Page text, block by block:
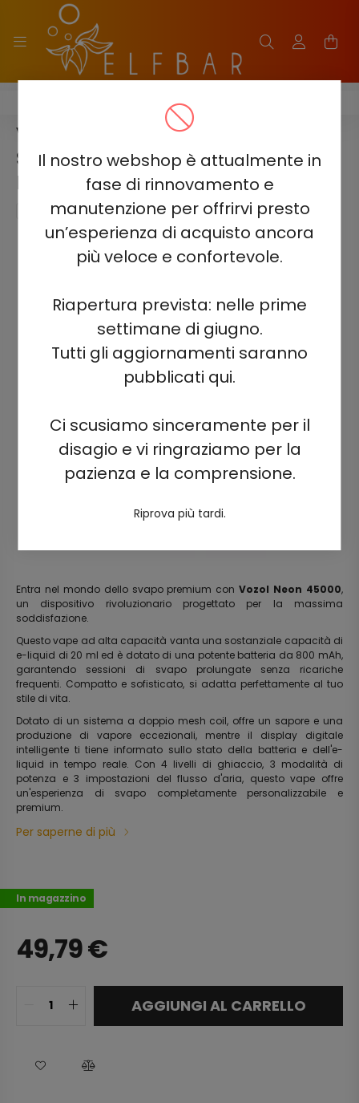
Il nostro webshop è attualmente in
fase di rinnovamento e
manutenzione per offrirvi presto
un’esperienza di acquisto ancora
più veloce e confortevole.
Riapertura prevista: nelle prime
settimane di giugno.
Tutti gli aggiornamenti saranno
pubblicati qui.
Ci scusiamo sinceramente per il
disagio e vi ringraziamo per la
pazienza e la comprensione.
Riprova più tardi.
VOZOL NEON 45000
VOZOL NEON 45000 - FROZEN
STRAWBERRY KIWI 5%
NICOTINE
Entra nel mondo dello svapo premium conVozol Neon 45000,
un dispositivo rivoluzionario progettato per la massima
soddisfazione.
Questo vape ad alta capacità vanta una sostanziale capacità di
e-liquid di 20 ml ed è dotato di una potente batteria da 800 mAh,
garantendo sessioni di svapo prolungate senza ricariche
frequenti. Compatto e sofisticato, si adatta perfettamente al tuo
stile di vita.
Dotato di un sistema a doppio mesh coil, offre un sapore e una
produzione di vapore eccezionali, mentre il display digitale
intelligente ti tiene informato sullo stato della batteria e dell'e-
liquid in tempo reale. Con 4 livelli di ghiaccio, 3 modalità di
potenza e 3 impostazioni del flusso d'aria, questo vape offre
un'esperienza di svapo completamente personalizzabile e
premium.
Per saperne di più
In magazzino
49,79€
AGGIUNGI AL CARRELLO